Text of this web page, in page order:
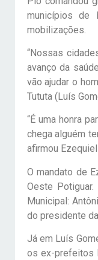
municípios de
mobilizações.
“Nossas
avanço da
vão ajudar o
Tututa (Luís
“É uma honra
chega alguém
afirmou
O mandato de
Oeste
Municipal:
do presidente
Já em Luís
os ex-prefeitos